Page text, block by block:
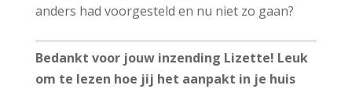
anders had voorgesteld en nu niet zo gaan?
Bedankt voor jouw inzending Lizette! Leuk
om te lezen hoe jij het aanpakt in je huis